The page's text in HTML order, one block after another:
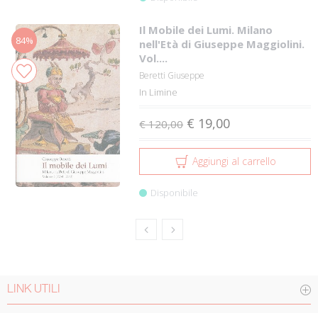
84%
Il Mobile dei Lumi. Milano
nell'Età di Giuseppe Maggiolini.
Vol....
Beretti Giuseppe
In Limine
€ 120,00 € 19,00
Aggiungi al carrello
Disponibile
LINK UTILI